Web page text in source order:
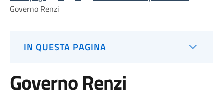
Governo Renzi
IN QUESTA PAGINA
Governo Renzi